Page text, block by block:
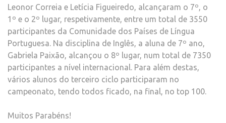
Leonor Correia e Letícia Figueiredo, alcançaram o 7º, o
1º e o 2º lugar, respetivamente, entre um total de 3550
participantes da Comunidade dos Países de Língua
Portuguesa. Na disciplina de Inglês, a aluna de 7º ano,
Gabriela Paixão, alcançou o 8º lugar, num total de 7350
participantes a nível internacional. Para além destas,
vários alunos do terceiro ciclo participaram no
campeonato, tendo todos ficado, na final, no top 100.
Muitos Parabéns!